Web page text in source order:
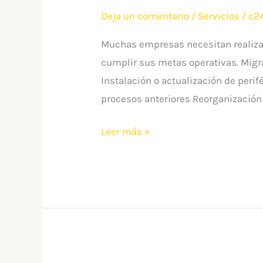
Deja un comentario / Servicios /
Muchas empresas necesitan
cumplir sus metas operativas.
Instalación o actualización de
procesos anteriores
Leer más »